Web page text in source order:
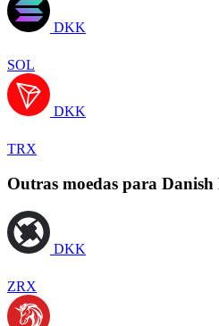
DKK
SOL
DKK
TRX
Outras moedas para
DKK
ZRX